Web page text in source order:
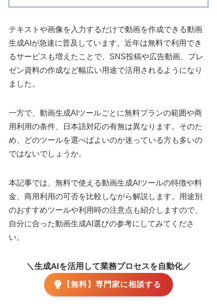
テキストや画像を入力するだけで動画を作成できる動画
生成AIが急速に普及しています。近年は無料で利用でき
るサービスも増えたことで、SNS投稿や広告動画、プレ
ゼン資料の作成など幅広い用途で活用されるようになり
ました。
一方で、動画生成AIツールごとに無料プランの範囲や商
用利用の条件、日本語対応の有無は異なります。そのた
め、どのツールを選べばよいのか迷っている方も多いの
ではないでしょうか。
本記事では、無料で使える動画生成AIツールの特徴や料
金、商用利用の可否を比較しながら解説します。用途別
のおすすめツールや利用時の注意点も紹介しますので、
自分に合った動画生成AI選びの参考にしてみてくださ
い。
＼生成AIを活用して業務プロセスを自動化／
【無料】専門家に相談する